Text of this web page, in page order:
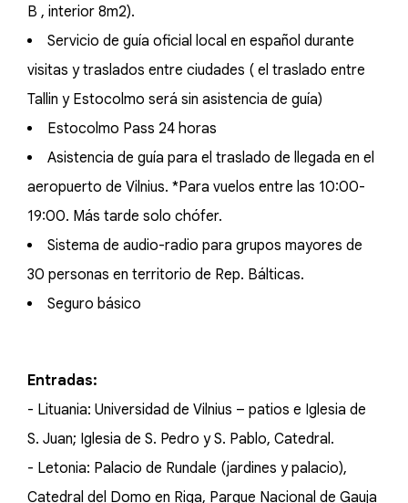
B , interior 8m2).
Servicio de guía oficial local en español durante
visitas y traslados entre ciudades ( el traslado entre
Tallin y Estocolmo será sin asistencia de guía)
Estocolmo Pass 24 horas
Asistencia de guía para el traslado de llegada en el
aeropuerto de Vilnius. *Para vuelos entre las 10:00-
19:00. Más tarde solo chófer.
Sistema de audio-radio para grupos mayores de
30 personas en territorio de Rep. Bálticas.
Seguro básico
Entradas:
- Lituania: Universidad de Vilnius – patios e Iglesia de
S. Juan; Iglesia de S. Pedro y S. Pablo, Catedral.
- Letonia: Palacio de Rundale (jardines y palacio),
Catedral del Domo en Riga, Parque Nacional de Gauja